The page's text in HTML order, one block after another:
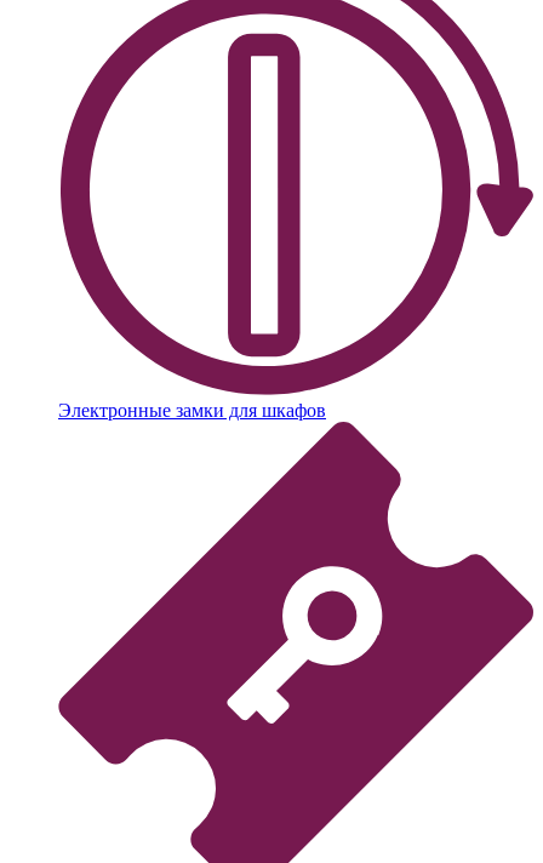
Электронные замки для шкафов